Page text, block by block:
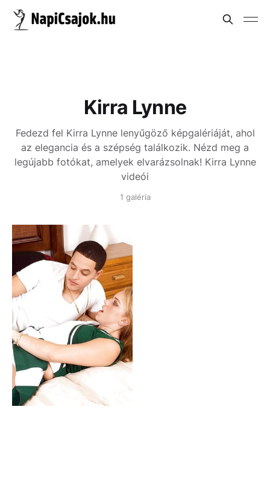
Kirra Lynne
Fedezd fel Kirra Lynne lenyűgöző képgalériáját, ahol
az elegancia és a szépség találkozik. Nézd meg a
legújabb fotókat, amelyek elvarázsolnak! Kirra Lynne
videói
1 galéria